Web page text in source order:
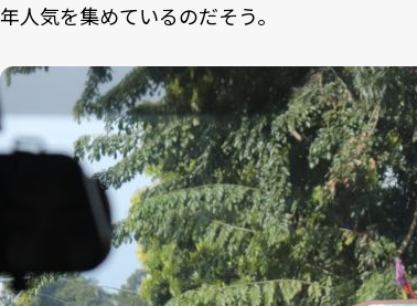
年人気を集めているのだそう。